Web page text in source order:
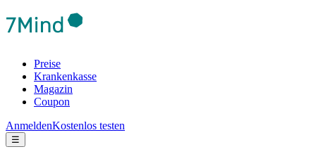
Preise
Krankenkasse
Magazin
Coupon
AnmeldenKostenlos testen
☰